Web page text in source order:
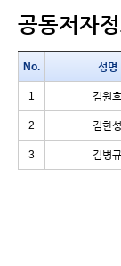
공동저자
No. 성명
1 김원호
2 김한성
3 김병규